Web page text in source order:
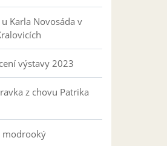
Karla Novosáda v
výstavy 2023
z chovu Patrika
modrooký